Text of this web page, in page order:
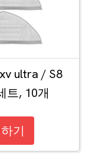
ultra / S8
트, 10개
기